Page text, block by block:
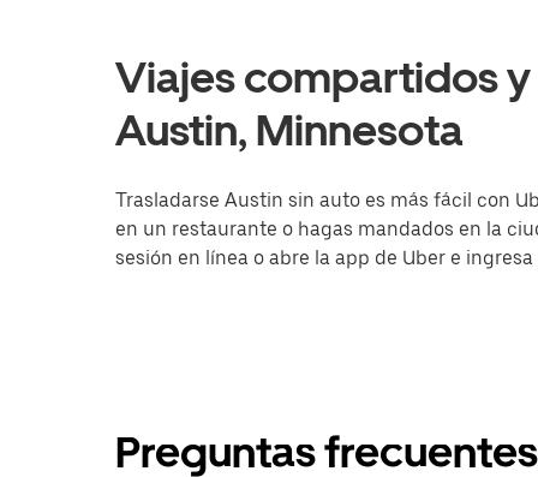
Viajes compartidos
Austin, Minnesota
Trasladarse Austin sin auto es más fácil con
en un restaurante o hagas mandados en la
sesión en línea o abre la app de Uber e
Preguntas frecuentes